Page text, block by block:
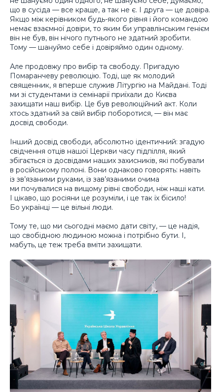
що в сусіда — все краще, а так не є. І друга — це довіра.
Якщо між керівником будь-якого рівня і його командою
немає взаємної довіри, то яким би управлінським генієм
він не був, він нічого путнього не здатний зробити.
Тому — шануймо себе і довіряймо один одному.
Але продовжу про вибір та свободу. Пригадую
Помаранчеву революцію. Тоді, ще як молодий
священник, я вперше служив Літургію на Майдані. Тоді
ми зі студентами із семінарії приїхали до Києва
захищати наш вибір. Це був революційний акт. Коли
хтось здатний за свій вибір поборотися, — він має
досвід свободи.
Інший досвід свободи, абсолютно ідентичний: згадую
свідчення отців нашої Церкви часу підпілля, який
збігається із досвідами наших захисників, які побували
в російському полоні. Вони однаково говорять: навіть
із зв’язаними руками, із зав’язаними очима
ми почувалися на вищому рівні свободи, ніж наші кати.
І цікаво, що росіяни це розуміли, і це так їх бісило!
Бо українці — це вільні люди.
Тому те, що ми сьогодні маємо дати світу, — це надія,
що свобідною людиною можна і потрібно бути. І,
мабуть, це теж треба вміти захищати.